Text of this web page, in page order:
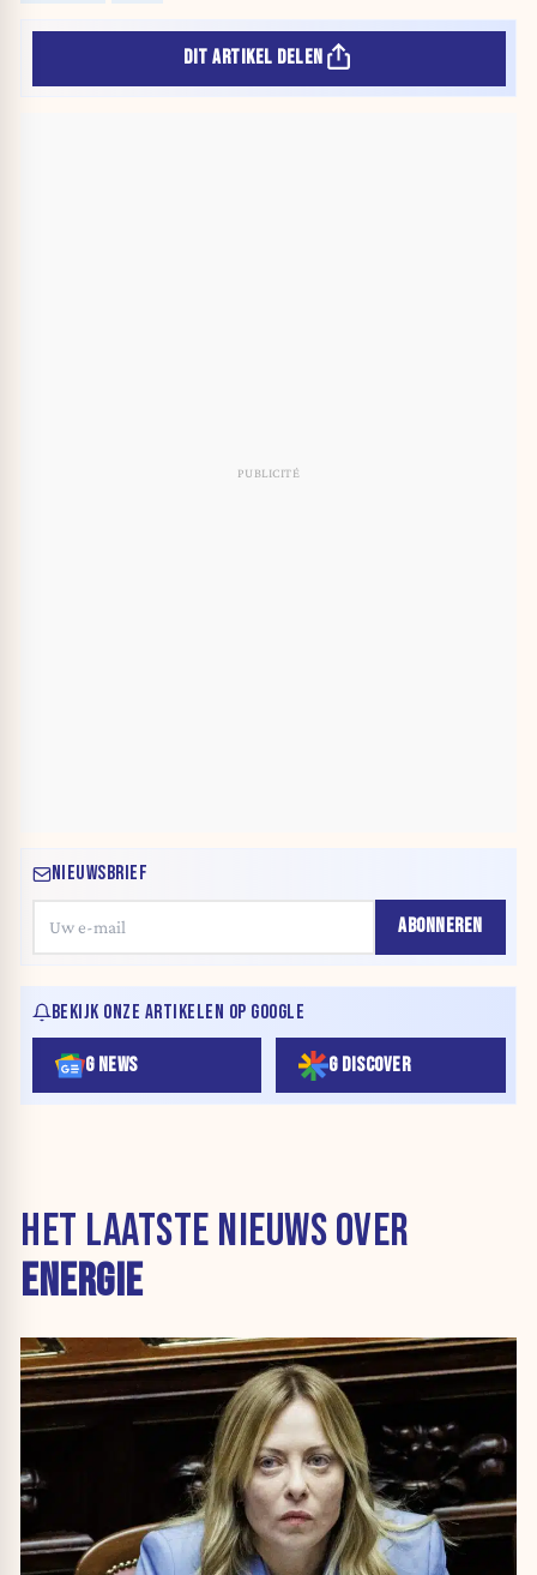
DIT ARTIKEL DELEN
NIEUWSBRIEF
ABONNEREN
BEKIJK ONZE ARTIKELEN OP GOOGLE
G NEWS G DISCOVER
HET LAATSTE NIEUWS OVER
ENERGIE